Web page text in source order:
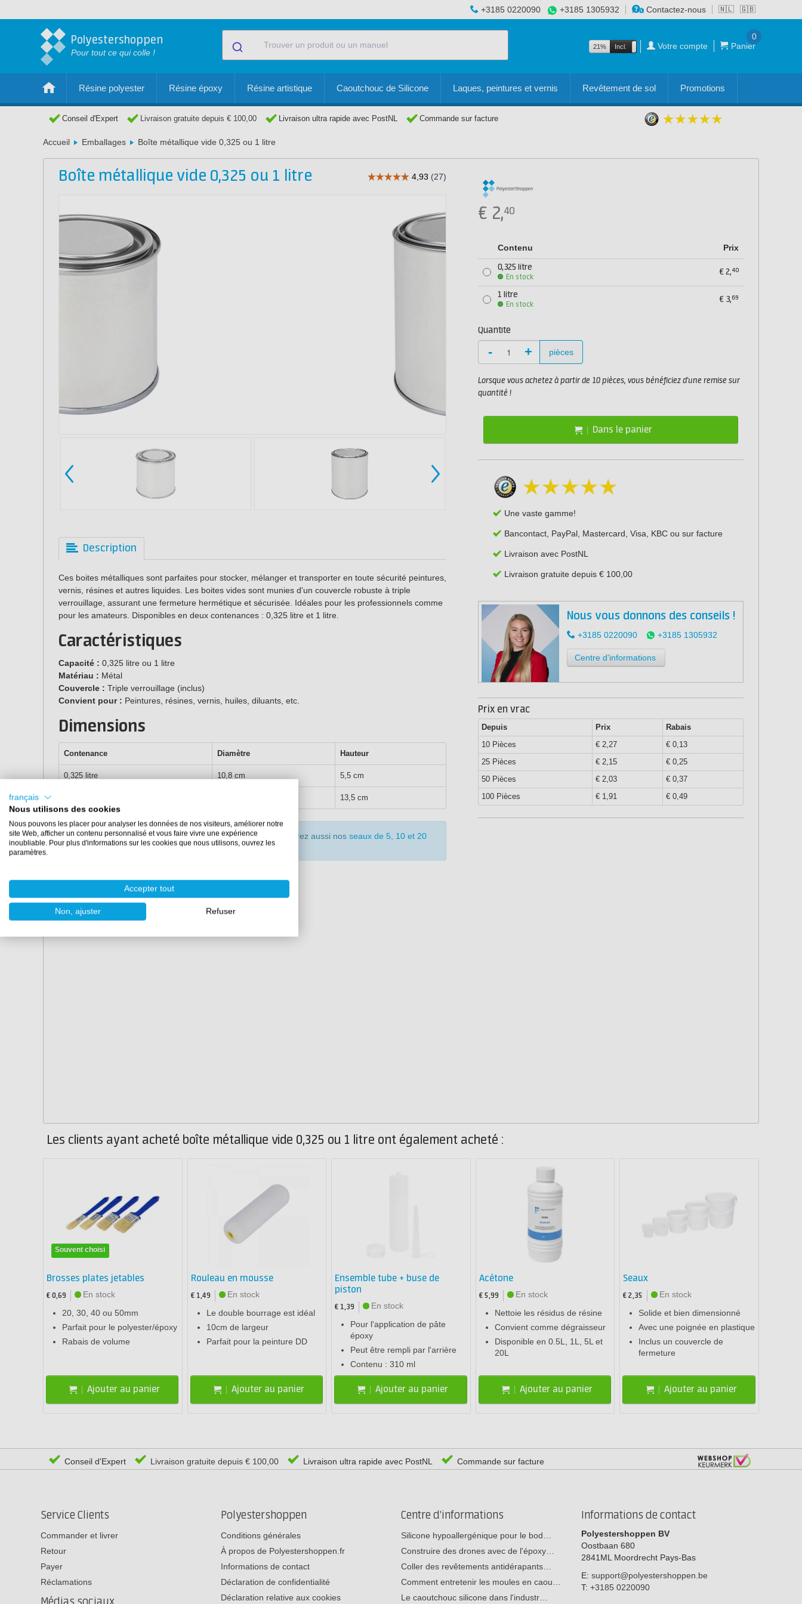
🇳🇱 🇬🇧
+3185 0220090 +3185 1305932 Contactez-nous
Polyestershoppen
Pour tout ce qui colle !
21% Incl. Excl. Votre compte Panier
0
Résine polyester Résine époxy Résine artistique Caoutchouc de Silicone Laques, peintures et vernis Revêtement de sol Promotions
Conseil d'Expert Livraison gratuite depuis € 100,00 Livraison ultra rapide avec PostNL Commande sur facture
Accueil Emballages Boîte métallique vide 0,325 ou 1 litre
Boîte métallique vide 0,325 ou 1 litre
Description
Ces boites métalliques sont parfaites pour stocker, mélanger et transporter en toute sécurité peintures,
vernis, résines et autres liquides. Les boites vides sont munies d'un couvercle robuste à triple
verrouillage, assurant une fermeture hermétique et sécurisée. Idéales pour les professionnels comme
pour les amateurs. Disponibles en deux contenances : 0,325 litre et 1 litre.
Caractéristiques
Capacité : 0,325 litre ou 1 litre
Matériau : Métal
Couvercle : Triple verrouillage (inclus)
Convient pour : Peintures, résines, vernis, huiles, diluants, etc.
Dimensions
Contenance Diamètre Hauteur
0,325 litre 10,8 cm 5,5 cm
13,5 cm
Conseil :Besoin d’un plus grand pot de peinture ? Découvrez aussi nos seaux de 5, 10 et 20
litres.
€ 2,40
Contenu Prix
0,325 litre
En stock
€2,40
1 litre
En stock
€ 3,69
Quantité
- + pièces
Lorsque vous achetez à partir de 10 pièces, vous bénéficiez d'une remise sur
quantité !
Dans le panier
Une vaste gamme!
Bancontact, PayPal, Mastercard, Visa, KBC ou sur facture
Livraison avec PostNL
Livraison gratuite depuis € 100,00
Nous vous donnons des conseils !
+3185 0220090 +3185 1305932
Centre d'informations
Prix en vrac
Depuis Prix
Rabais
10 Pièces
€ 2,27
€ 0,13
25 Pièces
€ 2,15
€ 0,25
50 Pièces
€ 2,03
€ 0,37
100 Pièces
€ 1,91 € 0,49
Les clients ayant acheté boîte métallique vide 0,325 ou 1 litre ont également acheté :
Souvent choisi
Brosses plates jetables
€ 0,69
En stock
20, 30, 40 ou 50mm
Parfait pour le polyester/époxy
Rabais de volume
Ajouter au panier
Rouleau en mousse
€ 1,49
En stock
Le double bourrage est idéal
10cm de largeur
Parfait pour la peinture DD
Ajouter au panier
Ensemble tube + buse de
piston
€ 1,39
En stock
Pour l'application de pâte
époxy
Peut être rempli par l'arrière
Contenu : 310 ml
Ajouter au panier
Acétone
€ 5,99
En stock
Nettoie les résidus de résine
Convient comme dégraisseur
Disponible en 0.5L, 1L, 5L et
20L
Ajouter au panier
Seaux
€ 2,35
En stock
Solide et bien dimensionné
Avec une poignée en plastique
Inclus un couvercle de
fermeture
Ajouter au panier
Conseil d'Expert Livraison gratuite depuis € 100,00 Livraison ultra rapide avec PostNL Commande sur facture
Service Clients
Commander et livrer
Retour
Payer
Réclamations
Polyestershoppen
Conditions générales
À propos de Polyestershoppen.fr
Informations de contact
Déclaration de confidentialité
Déclaration relative aux cookies
Centre d'informations
Silicone hypoallergénique pour le bod…
Construire des drones avec de l'époxy…
Coller des revêtements antidérapants…
Comment entretenir les moules en caou…
Le caoutchouc silicone dans l'industr…
Informations de contact
Polyestershoppen BV
Oostbaan 680
2841ML Moordrecht Pays-Bas
E: support@polyestershoppen.be
T: +3185 0220090
français
Nous utilisons des cookies
Nous pouvons les placer pour analyser les données de nos visiteurs, améliorer notre
site Web, afficher un contenu personnalisé et vous faire vivre une expérience
inoubliable. Pour plus d'informations sur les cookies que nous utilisons, ouvrez les
paramètres.
Accepter tout
Non, ajuster Refuser